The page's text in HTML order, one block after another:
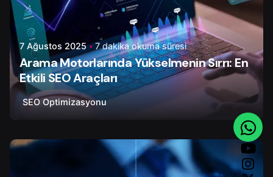
7 Ağustos 2025 7 dakika okuma süresi
Arama Motorlarında Yükselmenin Sırrı: En
Etkili SEO Araçları
SEO Optimizasyonu